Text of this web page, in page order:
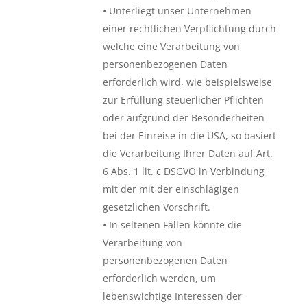
• Unterliegt unser Unternehmen
einer rechtlichen Verpflichtung durch
welche eine Verarbeitung von
personenbezogenen Daten
erforderlich wird, wie beispielsweise
zur Erfüllung steuerlicher Pflichten
oder aufgrund der Besonderheiten
bei der Einreise in die USA, so basiert
die Verarbeitung Ihrer Daten auf Art.
6 Abs. 1 lit. c DSGVO in Verbindung
mit der mit der einschlägigen
gesetzlichen Vorschrift.
• In seltenen Fällen könnte die
Verarbeitung von
personenbezogenen Daten
erforderlich werden, um
lebenswichtige Interessen der